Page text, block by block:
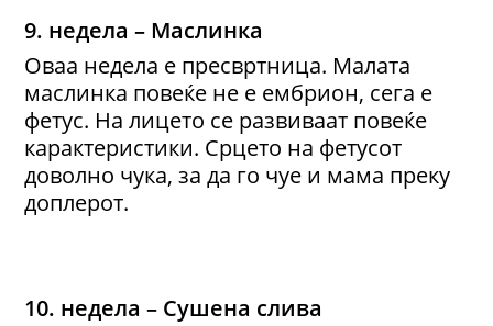
9. недела – Маслинка
Оваа недела е пресвртница. Малата
маслинка повеќе не е ембрион, сега е
фетус. На лицето се развиваат повеќе
карактеристики. Срцето на фетусот
доволно чука, за да го чуе и мама преку
доплерот.
10. недела – Сушена слива